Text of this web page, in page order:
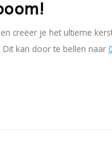
creëer je het ultieme
kan door te bellen naar